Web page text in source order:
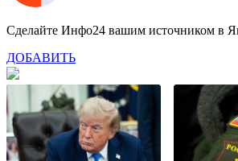
Сделайте Инфо24 вашим источником в
ДОБАВИТЬ